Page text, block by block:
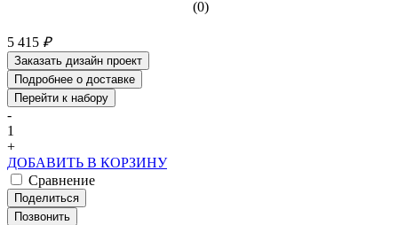
(0)
5 415 ₽
Заказать дизайн проект
Подробнее о доставке
Перейти к набору
-
1
+
ДОБАВИТЬ В КОРЗИНУ
Сравнение
Поделиться
Позвонить